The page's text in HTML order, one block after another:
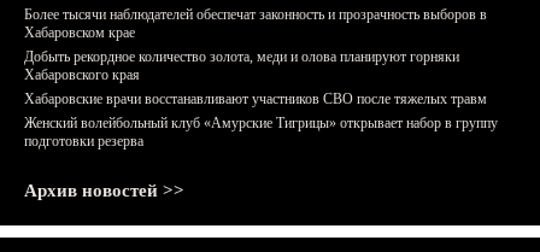
Более тысячи наблюдателей обеспечат законность и прозрачность выборов в
Хабаровском крае
Добыть рекордное количество золота, меди и олова планируют горняки
Хабаровского края
Хабаровские врачи восстанавливают участников СВО после тяжелых травм
Женский волейбольный клуб «Амурские Тигрицы» открывает набор в группу
подготовки резерва
Архив новостей >>